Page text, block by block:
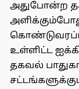
அதுபோன்ற
உள்ளிட்ட
தகவல்